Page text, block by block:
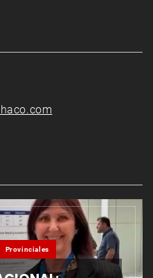
Provinciales